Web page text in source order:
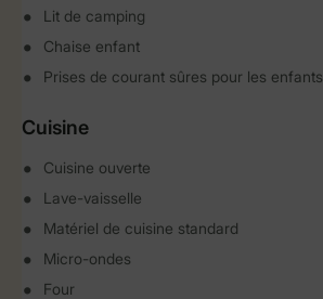
Lit de camping
Chaise enfant
Prises de courant sûres pour les enfants
Cuisine
Cuisine ouverte
Lave-vaisselle
Matériel de cuisine standard
Micro-ondes
Four